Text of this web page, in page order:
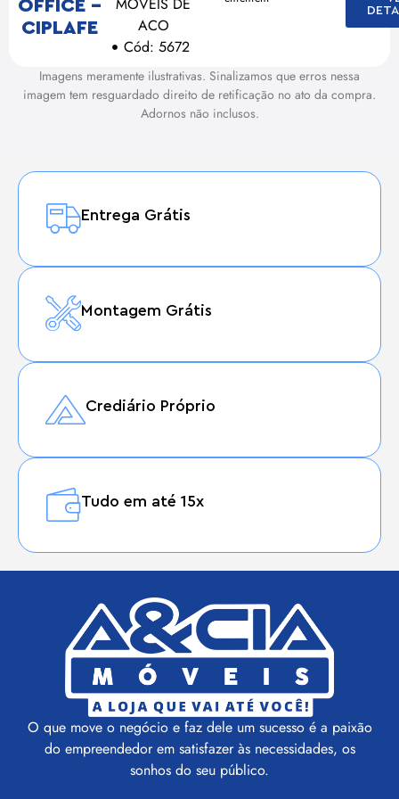
OFFICE –
CIPLAFE
ACO
Cód: 5672
Imagens meramente ilustrativas. Sinalizamos que erros nessa
imagem tem resguardado direito de retificação no ato da compra.
Adornos não inclusos.
Entrega Grátis
Montagem Grátis
Crediário Próprio
Tudo em até 15x
O que move o negócio e faz dele um sucesso é a paixão
do empreendedor em satisfazer às necessidades, os
sonhos do seu público.